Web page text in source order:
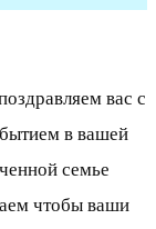
вас с
в вашей
семье
чтобы ваши